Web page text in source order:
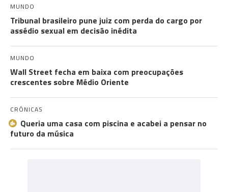
MUNDO
Tribunal brasileiro pune juiz com perda do cargo por
assédio sexual em decisão inédita
MUNDO
Wall Street fecha em baixa com preocupações
crescentes sobre Médio Oriente
CRÓNICAS
Queria uma casa com piscina e acabei a pensar no
futuro da música